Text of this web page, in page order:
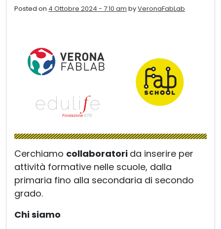
Posted on 4 Ottobre 2024 - 7:10 am byVeronaFabLab
Cerchiamo collaboratori da inserire per
attività formative nelle scuole, dalla
primaria fino alla secondaria di secondo
grado.
Chi siamo